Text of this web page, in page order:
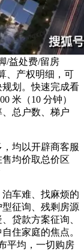
/益处费/留房
、产权明细，可
划。快速完成看
米（10 分钟）
总户数、梯户
均以开辟商客服
均价取总价区
车难、找麻烦的
征询、残剩房源
贷款方案征询、
住家庭的焦点。
平均，一切购房